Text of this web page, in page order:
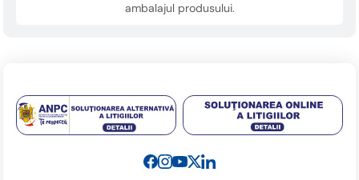
ambalajul produsului.